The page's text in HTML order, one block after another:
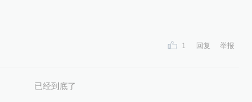
1 回复 举报
已经到底了